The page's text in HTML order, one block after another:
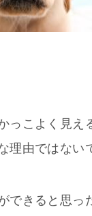
っこよく見え
理由ではない
できると思っ